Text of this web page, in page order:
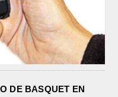
DE BASQUET EN